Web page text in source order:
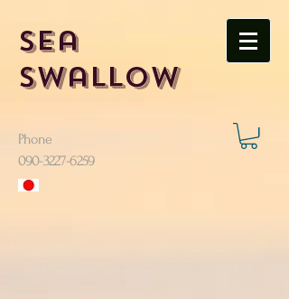
Sea
Swallow
Phone
​090-3227-6259